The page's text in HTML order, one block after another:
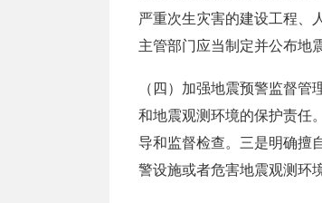
严重次生灾害的建设工程、
主管部门应当制定并公布地
（四）加强地震预警监督
和地震观测环境的保护责任
导和监督检查。三是明确擅
警设施或者危害地震观测环